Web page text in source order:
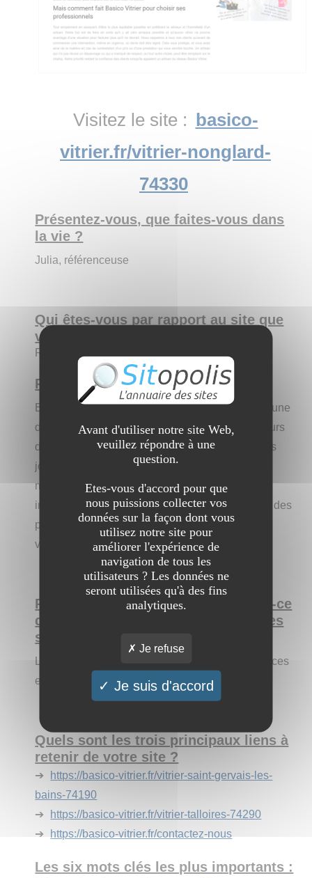
Visitez le site : basico-
vitrier.fr/vitrier-nonglard-
74330
Présentez-vous, que faites-vous dans
la vie ?
Julia, référenceuse
Qui êtes-vous par rapport au site que
vous allez nous présenter ?
Référenceur
Présentez le site aux internautes :
Basico Vitrier est un artisan vitrier dans la commune
de Nonglard. L'entreprise se déplace tous les jours
de la semaine, 24h/24, et cela même pendant les
jours fériés afin de proposer à ses clients les
meilleurs services possibles. Ses équipes
interviennent pour des remplacements de vitres, des
poses de triples vitrages, des changements de
verres anti-reflet, et bien d'autres.
Pourquoi est-il intéressant ? Qu'est-ce
qui pourrait le différencier des autres
sites ?
L'entreprise est agréée par de multiples assurances
et dispose d'une assurance décennale.
Quels sont les trois principaux liens à
retenir de votre site ?
➔
https://basico-vitrier.fr/vitrier-saint-gervais-les-
bains-74190
➔
https://basico-vitrier.fr/vitrier-talloires-74290
➔
https://basico-vitrier.fr/contactez-nous
Les six mots clés les plus importants :
Avant d'utiliser notre site Web,
veuillez répondre à une
question.
Etes-vous d'accord pour que
nous puissions collecter vos
données sur la façon dont vous
utilisez notre site pour
améliorer l'expérience de
navigation de tous les
utilisateurs ? Les données ne
seront utilisées qu'à des fins
analytiques.
Je refuse
Je suis d'accord